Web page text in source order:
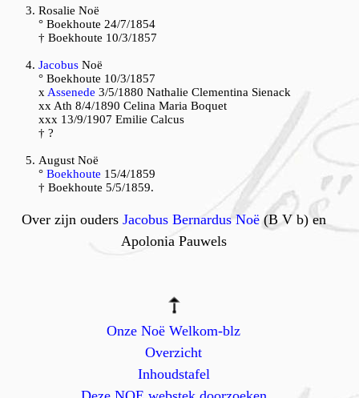
Rosalie Noë
° Boekhoute 24/7/1854
† Boekhoute 10/3/1857
Jacobus Noë
° Boekhoute 10/3/1857
xAssenede 3/5/1880 Nathalie Clementina Sienack
xx Ath 8/4/1890 Celina Maria Boquet
xxx 13/9/1907 Emilie Calcus
† ?
August Noë
° Boekhoute 15/4/1859
† Boekhoute 5/5/1859.
Over zijn ouders Jacobus Bernardus Noë(B V b) en
Apolonia Pauwels
Onze Noë Welkom-blz
Overzicht
Inhoudstafel